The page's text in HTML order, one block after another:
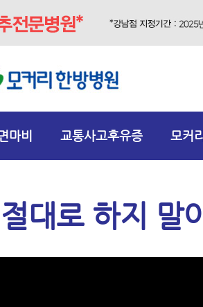
마비 교통사고후유증 모커
대로 하지 말